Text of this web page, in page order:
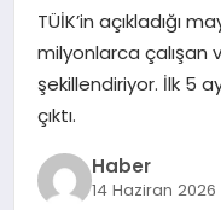
YAŞAM
TÜİK’in açıkladığı
milyonlarca çalışan
şekillendiriyor. İlk 5
çıktı.
Haber
14 Haziran 2026